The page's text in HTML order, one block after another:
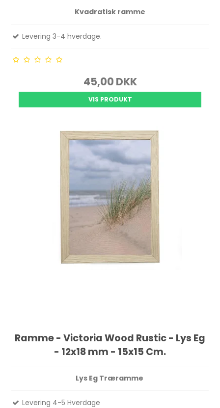
Kvadratisk ramme
Levering 3-4 hverdage.
45,00 DKK
VIS PRODUKT
Ramme - Victoria Wood Rustic - Lys Eg
- 12x18 mm - 15x15 Cm.
Lys Eg Træramme
Levering 4-5 Hverdage